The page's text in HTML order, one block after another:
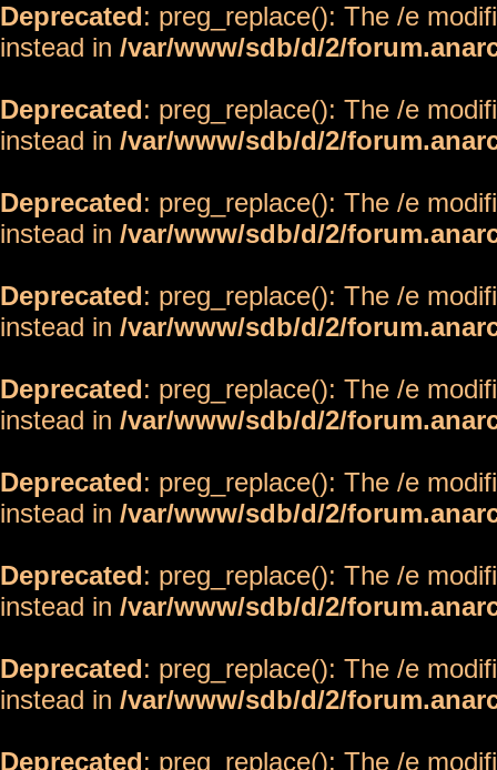
Deprecated: preg_replace(): The /e
instead in /var/www/sdb/d/2/
Deprecated: preg_replace(): The /e
instead in /var/www/sdb/d/2/
Deprecated: preg_replace(): The /e
instead in /var/www/sdb/d/2/
Deprecated: preg_replace(): The /e
instead in /var/www/sdb/d/2/
Deprecated: preg_replace(): The /e
instead in /var/www/sdb/d/2/
Deprecated: preg_replace(): The /e
instead in /var/www/sdb/d/2/
Deprecated: preg_replace(): The /e
instead in /var/www/sdb/d/2/
Deprecated: preg_replace(): The /e
instead in /var/www/sdb/d/2/
Deprecated: preg_replace(): The /e